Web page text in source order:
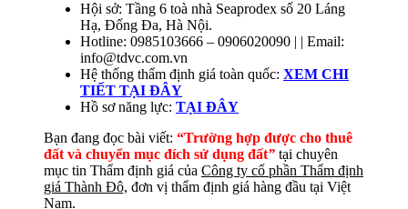
Hội sở: Tầng 6 toà nhà Seaprodex số 20 Láng
Hạ, Đống Đa, Hà Nội.
Hotline: 0985103666 – 0906020090 | | Email:
info@tdvc.com.vn
Hệ thống thẩm định giá toàn quốc: XEM CHI
TIẾT TẠI ĐÂY
Hồ sơ năng lực: TẠI ĐÂY
Bạn đang đọc bài viết: “Trường hợp được cho thuê
đất và chuyển mục đích sử dụng đất” tại chuyên
mục tin Thẩm định giá của Công ty cổ phần Thẩm định
giá Thành Đô, đơn vị thẩm định giá hàng đầu tại Việt
Nam.